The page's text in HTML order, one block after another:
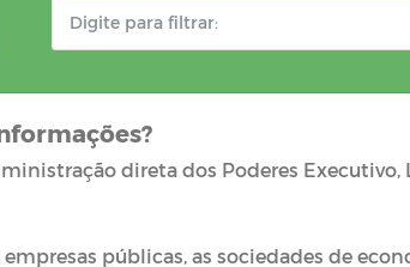
direta dos Poderes Executivo,
empresas públicas, as sociedades de